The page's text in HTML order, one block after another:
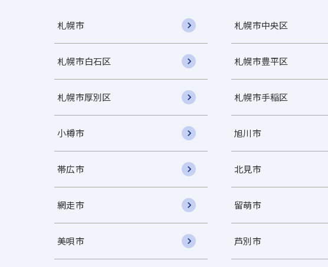
札幌市 札幌市中央区
札幌市白石区 札幌市豊平区
札幌市厚別区 札幌市手稲区
小樽市 旭川市
帯広市 北見市
網走市 留萌市
美唄市 芦別市